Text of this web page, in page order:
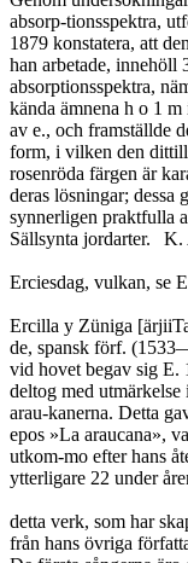
absorp-tionsspektra,
1879 konstatera, att
han arbetade, innehöll
absorptionsspektra,
kända ämnena h o 1
av e., och framställde
form, i vilken den
rosenröda färgen är
deras lösningar; dessa
synnerligen praktfulla
Sällsynta jordarter.	K. A. G.
Erciesdag, vulkan, se
Ercilla y Züniga
de, spansk förf.
vid hovet begav sig E.
deltog med utmärkelse
arau-kanerna. Detta
epos »La araucana»,
utkom-mo efter hans
ytterligare 22 under
detta verk, som har
från hans övriga